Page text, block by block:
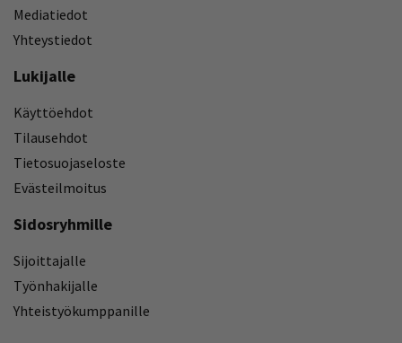
Mediatiedot
Yhteystiedot
Lukijalle
Käyttöehdot
Tilausehdot
Tietosuojaseloste
Evästeilmoitus
Sidosryhmille
Sijoittajalle
Työnhakijalle
Yhteistyökumppanille